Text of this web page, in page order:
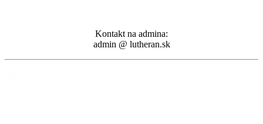
Kontakt na admina:
admin @ lutheran.sk